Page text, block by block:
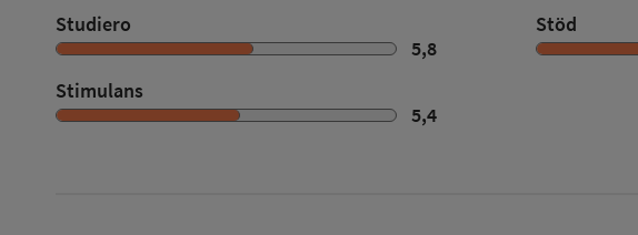
Studiero
5,8
Stöd
Stimulans
5,4